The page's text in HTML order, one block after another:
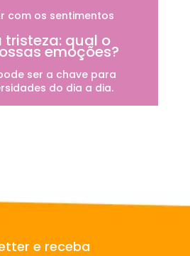
tristeza: qual o
emoções?
com os sentimentos
ser a chave para
do dia a dia.
e receba